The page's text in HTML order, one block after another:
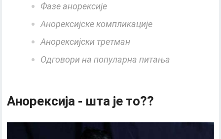
Фазе анорексије
Анорексијске компликације
Анорексијски третман
Одговори на популарна питања
Анорексија - шта је то??